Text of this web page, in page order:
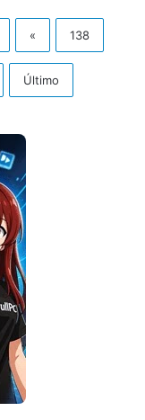
« 138
Último